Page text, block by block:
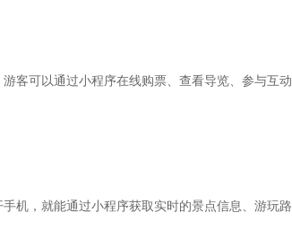
客可以通过小程序在线购票、查看导览、参与互
机，就能通过小程序获取实时的景点信息、游玩